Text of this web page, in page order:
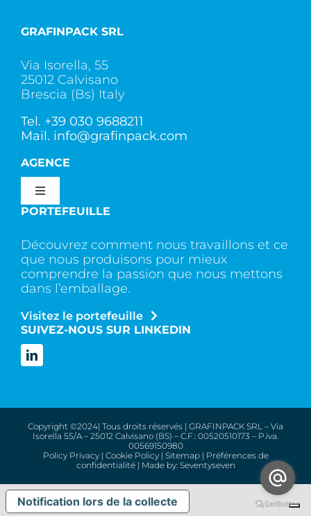
GRAFINPACK SRL
Via Isorella, 55
25012 Calvisano
Brescia (Bs) Italy
Tel. +39 030 9688211
Mail. info@grafinpack.com
AGENCE
Toggle
Navigation
Services
Contactez
PORTEFEUILLE
Découvrez comment nous travaillons et ce
que nous produisons pour mieux
comprendre la passion que nous mettons
dans l’emballage.
Visitez le portefeuille
SUIVEZ-NOUS SUR LINKEDIN
Copyright ©2024| Tous droits réservés | GRAFINPACK SRL – Via
Isorella 55/A – 25012 Calvisano (BS) – C.F.: 00520510173 – P.iva.
00569150980
Policy Privacy| Cookie Policy| Sitemap| Préférences de
confidentialité| Made by: Seventyseven
Notification lors de la collecte